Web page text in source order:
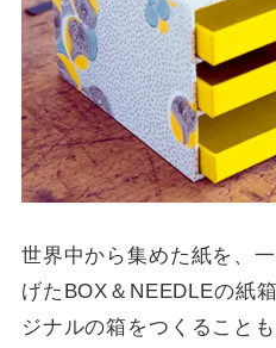
世界中から集めた紙を、
げたBOX＆NEEDLEの紙
ジナルの箱をつくること